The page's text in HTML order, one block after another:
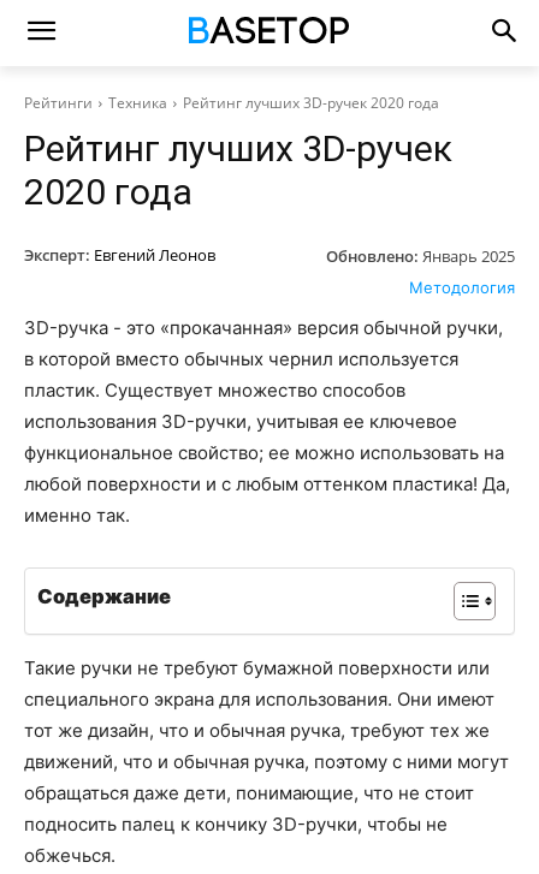
Рейтинги Техника Рейтинг лучших 3D-ручек 2020 года
Рейтинг лучших 3D-ручек
2020 года
Эксперт: Евгений Леонов Обновлено: Январь 2025
Методология
3D-ручка - это «прокачанная» версия обычной ручки,
в которой вместо обычных чернил используется
пластик. Существует множество способов
использования 3D-ручки, учитывая ее ключевое
функциональное свойство; ее можно использовать на
любой поверхности и с любым оттенком пластика! Да,
именно так.
Содержание
Такие ручки не требуют бумажной поверхности или
специального экрана для использования. Они имеют
тот же дизайн, что и обычная ручка, требуют тех же
движений, что и обычная ручка, поэтому с ними могут
обращаться даже дети, понимающие, что не стоит
подносить палец к кончику 3D-ручки, чтобы не
обжечься.